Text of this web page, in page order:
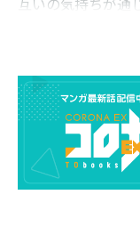
「イスクァイ帝国
が受けられるサプ
かつて妹の替え玉
イゼがはりきる
かき回されるこ
憎めない愛らし
ゼ。